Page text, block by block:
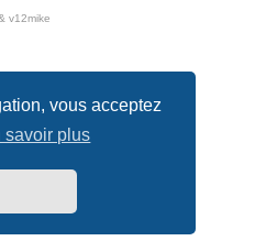
vous acceptez
savoir plus
v12mike